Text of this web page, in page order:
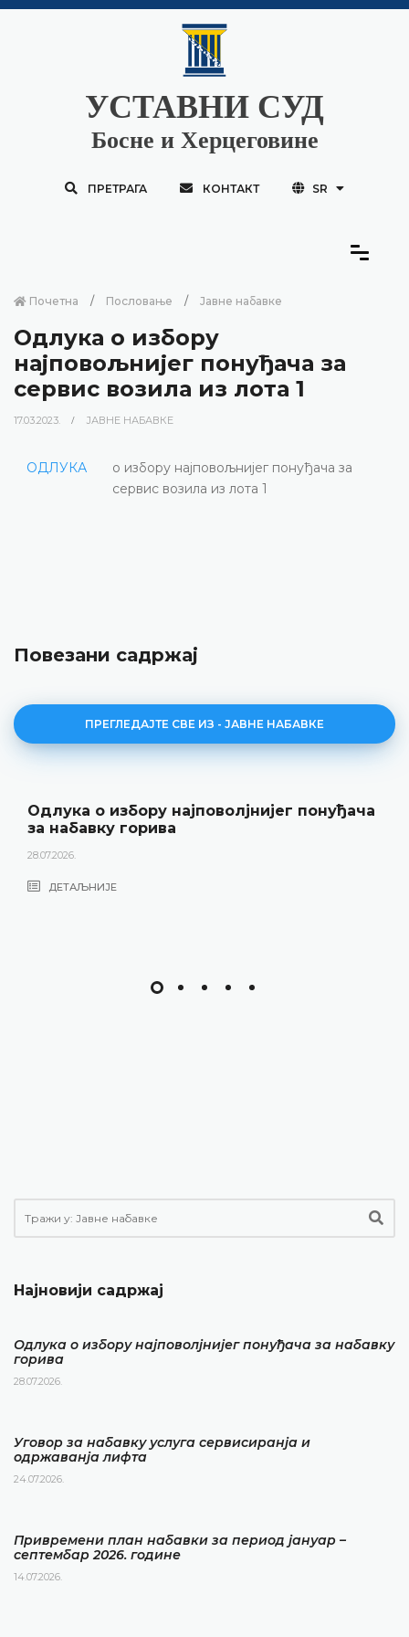
УСТАВНИ СУД
Босне и Херцеговине
ПРЕТРАГА КОНТАКТ SR
Почетна Пословање Јавне набавке
Одлука о избору
најповољнијег понуђача за
сервис возила из лота 1
17.03.2023. ЈАВНЕ НАБАВКЕ
ОДЛУКА
о избору најповољнијег понуђача за
сервис возила из лота 1
Повезани садржај
ПРЕГЛЕДАЈТЕ СВЕ ИЗ - ЈАВНЕ НАБАВКЕ
Одлука о избору најповолјнијег понуђача
за набавку горива
28.07.2026.
ДЕТАЉНИЈЕ
Најновији садржај
Одлука о избору најповолјнијег понуђача за набавку
горива
28.07.2026.
Уговор за набавку услуга сервисиранја и
одржаванја лифта
24.07.2026.
Привремени план набавки за период јануар –
септембар 2026. године
14.07.2026.